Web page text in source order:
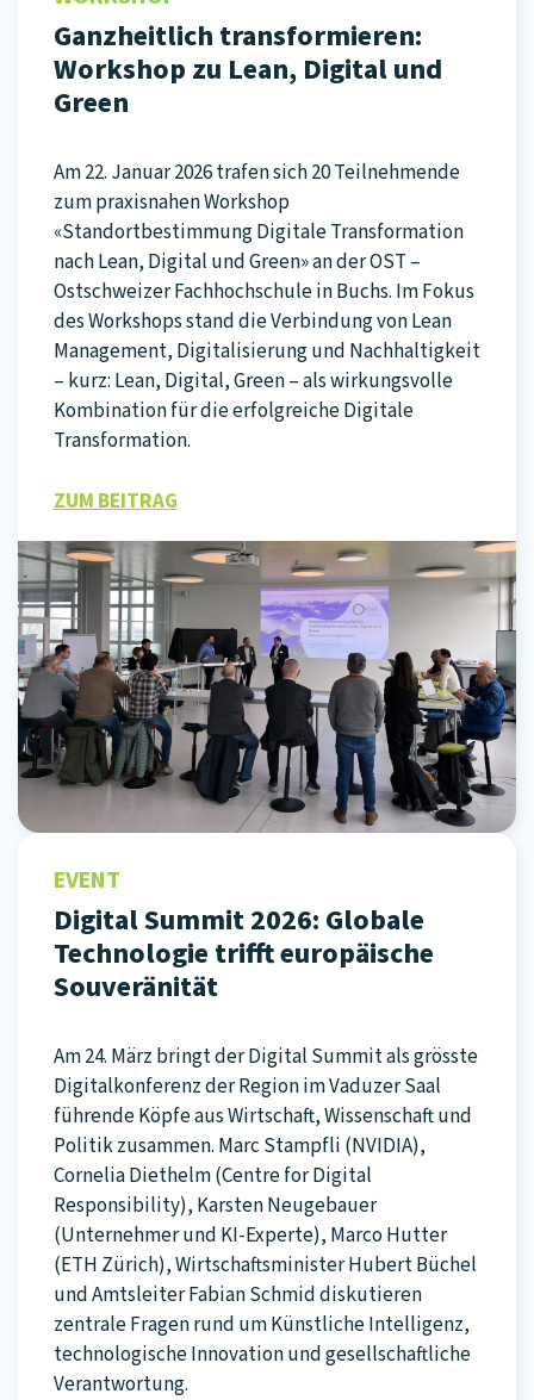
Ganzheitlich transformieren:
Workshop zu Lean, Digital und
Green
Am 22. Januar 2026 trafen sich 20 Teilnehmende
zum praxisnahen Workshop
«Standortbestimmung Digitale Transformation
nach Lean, Digital und Green» an der OST –
Ostschweizer Fachhochschule in Buchs. Im Fokus
des Workshops stand die Verbindung von Lean
Management, Digitalisierung und Nachhaltigkeit
– kurz: Lean, Digital, Green – als wirkungsvolle
Kombination für die erfolgreiche Digitale
Transformation.
ZUM BEITRAG
EVENT
Digital Summit 2026: Globale
Technologie trifft europäische
Souveränität
Am 24. März bringt der Digital Summit als grösste
Digitalkonferenz der Region im Vaduzer Saal
führende Köpfe aus Wirtschaft, Wissenschaft und
Politik zusammen. Marc Stampfli (NVIDIA),
Cornelia Diethelm (Centre for Digital
Responsibility), Karsten Neugebauer
(Unternehmer und KI-Experte), Marco Hutter
(ETH Zürich), Wirtschaftsminister Hubert Büchel
und Amtsleiter Fabian Schmid diskutieren
zentrale Fragen rund um Künstliche Intelligenz,
technologische Innovation und gesellschaftliche
Verantwortung.